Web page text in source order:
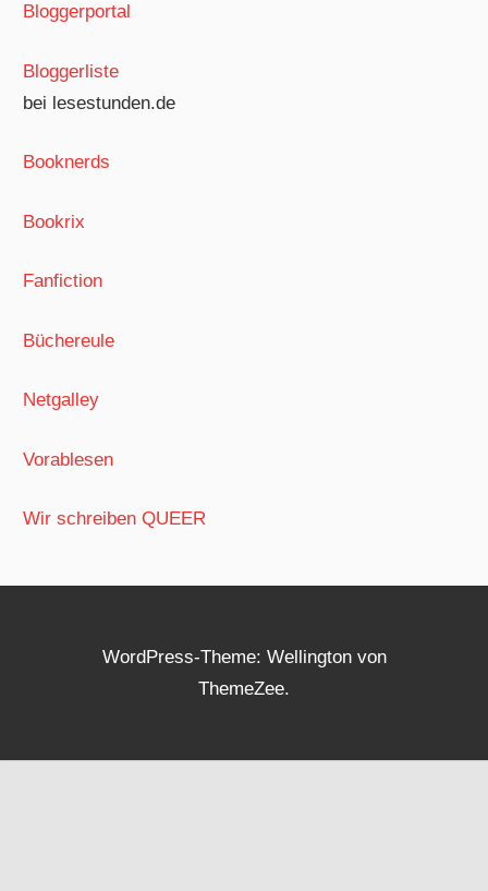
Bloggerportal
Bloggerliste
bei lesestunden.de
Booknerds
Bookrix
Fanfiction
Büchereule
Netgalley
Vorablesen
Wir schreiben QUEER
WordPress-Theme: Wellington von
ThemeZee.